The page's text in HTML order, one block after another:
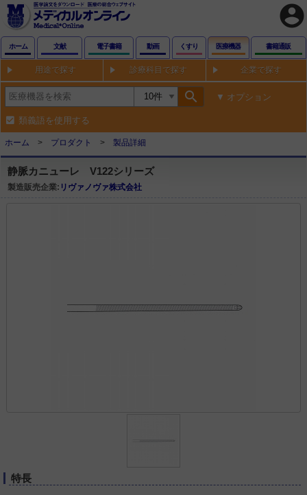
account_circle
ホーム 文献 電子書籍 動画 くすり 医療機器 書籍通販
用途で探す 診療科目で探す 企業で探す
search オプション
類義語を使用する
ホーム プロダクト 製品詳細
静脈カニューレ V122シリーズ
製造販売企業: リヴァノヴァ株式会社
特長